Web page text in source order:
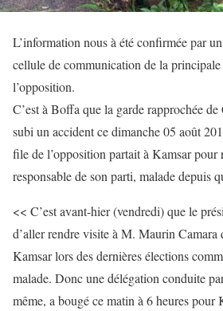
L’information nous à été confirmée par
cellule de communication de la
l’opposition.
C’est à Boffa que la garde rapprochée
subi un accident ce dimanche 05 août
file de l’opposition partait à Kamsar pour
responsable de son parti, malade depuis
<< C’est avant-hier (vendredi) que le
d’aller rendre visite à M. Maurin Camara
Kamsar lors des dernières élections
malade. Donc une délégation conduite
même, a bougé ce matin à 6 heures pour